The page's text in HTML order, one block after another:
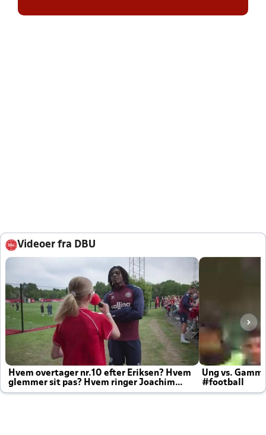
Videoer fra DBU
Hvem overtager nr.10 efter Eriksen? Hvem
glemmer sit pas? Hvem ringer Joachim
altid til efter kampe?
Ung vs.
#football